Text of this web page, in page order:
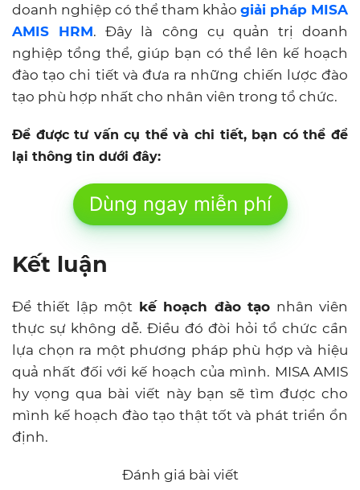
doanh nghiệp có thể tham khảo giải pháp MISA
AMIS HRM. Đây là công cụ quản trị doanh
nghiệp tổng thể, giúp bạn có thể lên kế hoạch
đào tạo chi tiết và đưa ra những chiến lược đào
tạo phù hợp nhất cho nhân viên trong tổ chức.
Để được tư vấn cụ thể và chi tiết, bạn có thể để
lại thông tin dưới đây:
Dùng ngay miễn phí
Kết luận
Để thiết lập một kế hoạch đào tạo nhân viên
thực sự không dễ. Điều đó đòi hỏi tổ chức cần
lựa chọn ra một phương pháp phù hợp và hiệu
quả nhất đối với kế hoạch của mình. MISA AMIS
hy vọng qua bài viết này bạn sẽ tìm được cho
mình kế hoạch đào tạo thật tốt và phát triển ổn
định.
Đánh giá bài viết